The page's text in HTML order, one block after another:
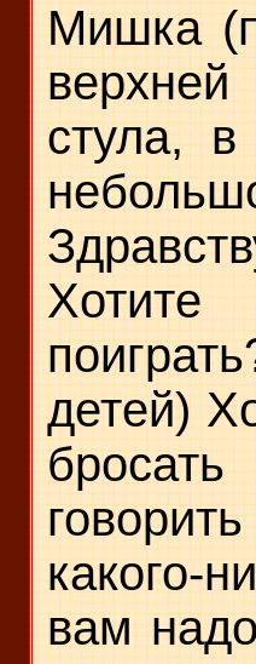
Мишка
верхней
стула,
детей)
какого-
вам